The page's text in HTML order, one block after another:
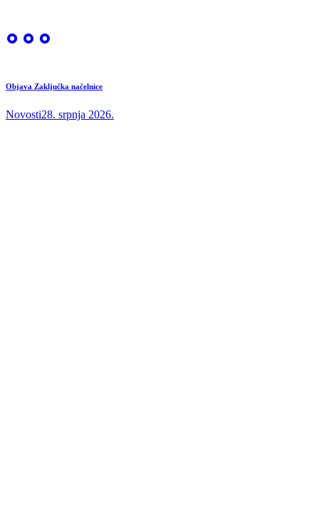
Objava Zaključka načelnice
Novosti28. srpnja 2026.